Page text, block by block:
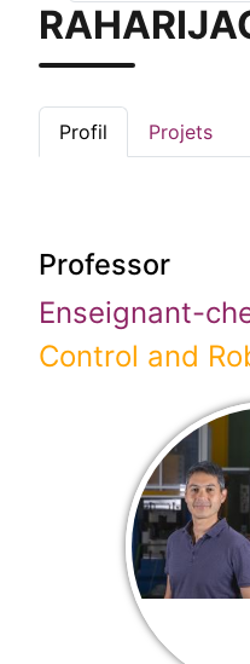
Profil Projets
Professor
Enseignant-
Control and